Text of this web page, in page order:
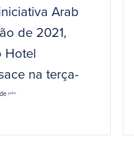
Arab
de 2021,
Hotel
na terça-
de junho.